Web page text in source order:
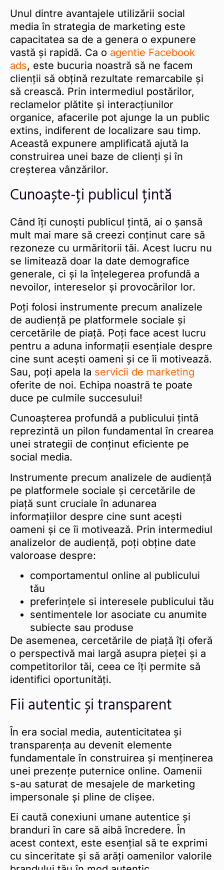
Unul dintre avantajele utilizării social
media în strategia de marketing este
capacitatea sa de a genera o expunere
vastă și rapidă. Ca o agentie Facebook
ads, este bucuria noastră să ne facem
clienții să obțină rezultate remarcabile și
să crească. Prin intermediul postărilor,
reclamelor plătite și interacțiunilor
organice, afacerile pot ajunge la un public
extins, indiferent de localizare sau timp.
Această expunere amplificată ajută la
construirea unei baze de clienți și în
creșterea vânzărilor.
Cunoaște-ți publicul țintă
Când îți cunoști publicul țintă, ai o șansă
mult mai mare să creezi conținut care să
rezoneze cu urmăritorii tăi. Acest lucru nu
se limitează doar la date demografice
generale, ci și la înțelegerea profundă a
nevoilor, intereselor și provocărilor lor.
Poți folosi instrumente precum analizele
de audiență pe platformele sociale și
cercetările de piață. Poți face acest lucru
pentru a aduna informații esențiale despre
cine sunt acești oameni și ce îi motivează.
Sau, poți apela la servicii de marketing
oferite de noi. Echipa noastră te poate
duce pe culmile succesului!
Cunoașterea profundă a publicului țintă
reprezintă un pilon fundamental în crearea
unei strategii de conținut eficiente pe
social media.
Instrumente precum analizele de audiență
pe platformele sociale și cercetările de
piață sunt cruciale în adunarea
informațiilor despre cine sunt acești
oameni și ce îi motivează. Prin intermediul
analizelor de audiență, poți obține date
valoroase despre:
comportamentul online al publicului
tău
preferințele si interesele publicului tău
sentimentele lor asociate cu anumite
subiecte sau produse
De asemenea, cercetările de piață îți oferă
o perspectivă mai largă asupra pieței și a
competitorilor tăi, ceea ce îți permite să
identifici oportunități.
Fii autentic și transparent
În era social media, autenticitatea și
transparența au devenit elemente
fundamentale în construirea și menținerea
unei prezențe puternice online. Oamenii
s-au saturat de mesajele de marketing
impersonale și pline de clișee.
Ei caută conexiuni umane autentice și
branduri în care să aibă încredere. În
acest context, este esențial să te exprimi
cu sinceritate și să arăți oamenilor valorile